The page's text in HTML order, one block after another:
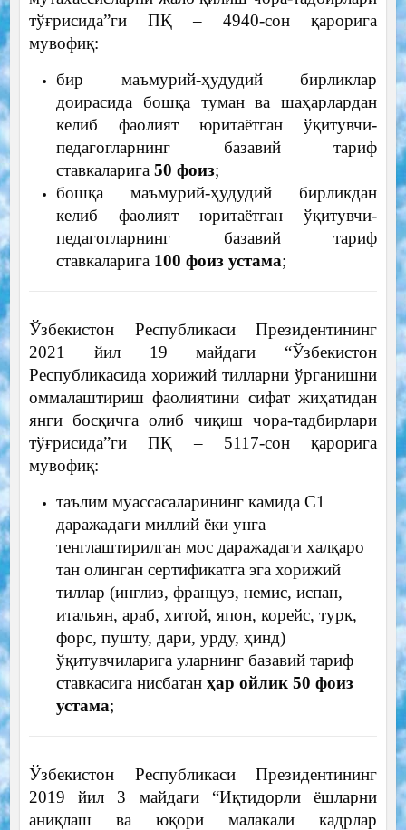
тўғрисида”ги ПҚ – 4940-сон қарорига
мувофиқ:
бир маъмурий-ҳудудий бирликлар
доирасида бошқа туман ва шаҳарлардан
келиб фаолият юритаётган ўқитувчи-
педагогларнинг базавий тариф
ставкаларига 50 фоиз;
бошқа маъмурий-ҳудудий бирликдан
келиб фаолият юритаётган ўқитувчи-
педагогларнинг базавий тариф
ставкаларига 100 фоиз устама;
Ўзбекистон Республикаси Президентининг
2021 йил 19 майдаги “Ўзбекистон
Республикасида хорижий тилларни ўрганишни
оммалаштириш фаолиятини сифат жиҳатидан
янги босқичга олиб чиқиш чора-тадбирлари
тўғрисида”ги ПҚ – 5117-сон қарорига
мувофиқ:
таълим муассасаларининг камида С1
даражадаги миллий ёки унга
тенглаштирилган мос даражадаги халқаро
тан олинган сертификатга эга хорижий
тиллар (инглиз, француз, немис, испан,
итальян, араб, хитой, япон, корейс, турк,
форс, пушту, дари, урду, ҳинд)
ўқитувчиларига уларнинг базавий тариф
ставкасига нисбатан ҳар ойлик 50 фоиз
устама;
Ўзбекистон Республикаси Президентининг
2019 йил 3 майдаги “Иқтидорли ёшларни
аниқлаш ва юқори малакали кадрлар